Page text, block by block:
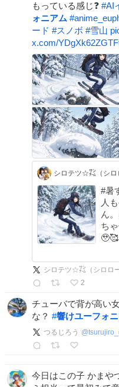
もっている感じ❓ #AI
ォニアム #
ード #スノボ #雪山
x.com/
#暑
人もやる 雪の森
ん
ち
🥹🥰 #AIイラスト #AIアート #響けユ
ー
奈 #
2
チューバで背が高い
な？ #響けユーフォ
つるじろう @
今日はこの子 かまや